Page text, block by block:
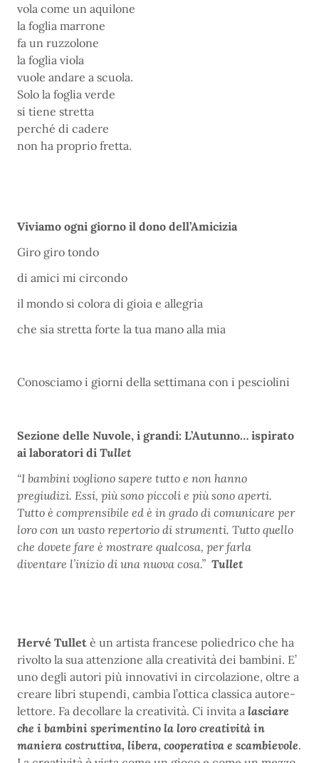
vola come un aquilone
la foglia marrone
fa un ruzzolone
la foglia viola
vuole andare a scuola.
Solo la foglia verde
si tiene stretta
perché di cadere
non ha proprio fretta.
Viviamo ogni giorno il dono dell’Amicizia
Giro giro tondo
di amici mi circondo
il mondo si colora di gioia e allegria
che sia stretta forte la tua mano alla mia
Conosciamo i giorni della settimana con i pesciolini
Sezione delle Nuvole, i grandi: L’Autunno… ispirato
ai laboratori di Tullet
“I bambini vogliono sapere tutto e non hanno
pregiudizi. Essi, più sono piccoli e più sono aperti.
Tutto è comprensibile ed è in grado di comunicare per
loro con un vasto repertorio di strumenti. Tutto quello
che dovete fare è mostrare qualcosa, per farla
diventare l’inizio di una nuova cosa.” Tullet
Hervé Tullet è un artista francese poliedrico che ha
rivolto la sua attenzione alla creatività dei bambini. E’
uno degli autori più innovativi in circolazione, oltre a
creare libri stupendi, cambia l’ottica classica autore-
lettore. Fa decollare la creatività. Ci invita a lasciare
che i bambini sperimentino la loro creatività in
maniera costruttiva, libera, cooperativa e scambievole.